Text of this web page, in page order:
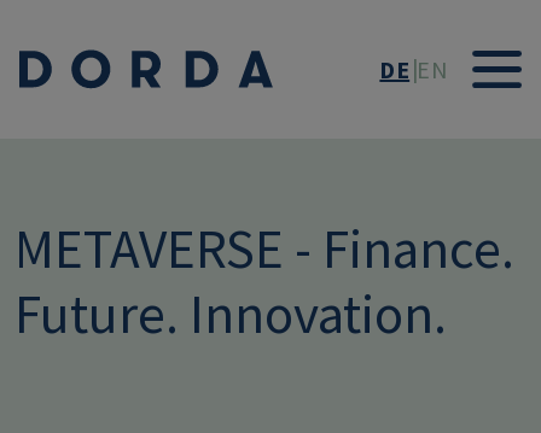
DE EN
METAVERSE - Finance.
Future. Innovation.